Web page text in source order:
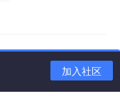
加入社区